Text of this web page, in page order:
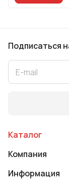
Подписаться
Каталог
Компания
Информация